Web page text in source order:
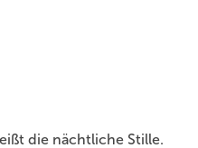
die nächtliche Stille.